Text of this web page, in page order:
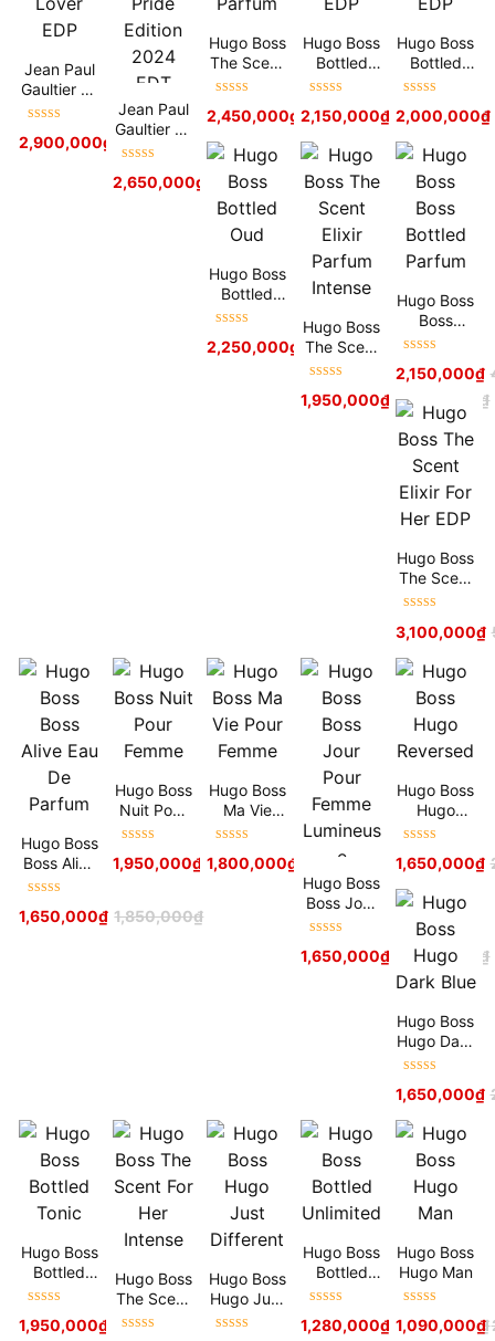
Jean Paul
Gaultier Le
Male Lover
hạng5sao 5,900,000 ₫
2,900,000₫
Jean Paul
Gaultier Le
Male Pride
2024 EDT
hạng5sao 5,900,000 ₫
2,650,000₫
Hugo Boss
The Scent
For Him Le
hạng5sao 5,900,000 ₫
2,450,000₫
Hugo Boss
Bottled
Absolute
hạng5sao 4,500,000₫
2,150,000₫
Hugo Boss
Bottled
Infinite
hạng5sao
2,000,000₫
Hugo Boss
Bottled
Oud
hạng5sao 5,700,000
2,250,000₫
Hugo Boss
The Scent
Elixir
Intense
hạng5sao 4,500,000 ₫
1,950,000₫
Hugo Boss
Boss
Bottled
hạng5sao
2,150,000₫
Hugo Boss
The Scent
Elixir For
hạng5sao
3,100,000₫
Hugo Boss
Boss Alive
Eau De
hạng5sao 1,850,000₫
1,650,000₫
Hugo Boss
Nuit Pour
Femme
hạng5sao
1,950,000₫
Hugo Boss
Ma Vie
Pour
hạng5sao 2,800,000 ₫
1,800,000₫
Hugo Boss
Boss Jour
Pour
Lumineuse
hạng5sao 2,300,000 ₫
1,650,000₫
Hugo Boss
Hugo
Reversed
hạng5sao
1,650,000₫
Hugo Boss
Hugo Dark
Blue
hạng5sao
1,650,000₫
Hugo Boss
Bottled
Tonic
hạng5sao 2,600,000
1,950,000₫
Hugo Boss
The Scent
For Her
Hugo Boss
Hugo Just
Different
Hugo Boss
Bottled
Unlimited
hạng5sao 2,500,000₫
1,280,000₫
Hugo Boss
Hugo Man
hạng5sao
1,090,000₫